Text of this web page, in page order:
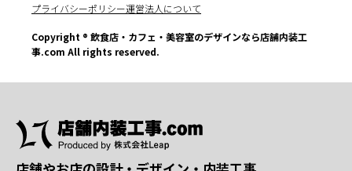
プライバシーポリシー運営法人について
Copyright ® 飲食店・カフェ・美容室のデザインなら店舗内装工
事.com All rights reserved.